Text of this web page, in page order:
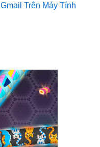
Trên Máy Tính